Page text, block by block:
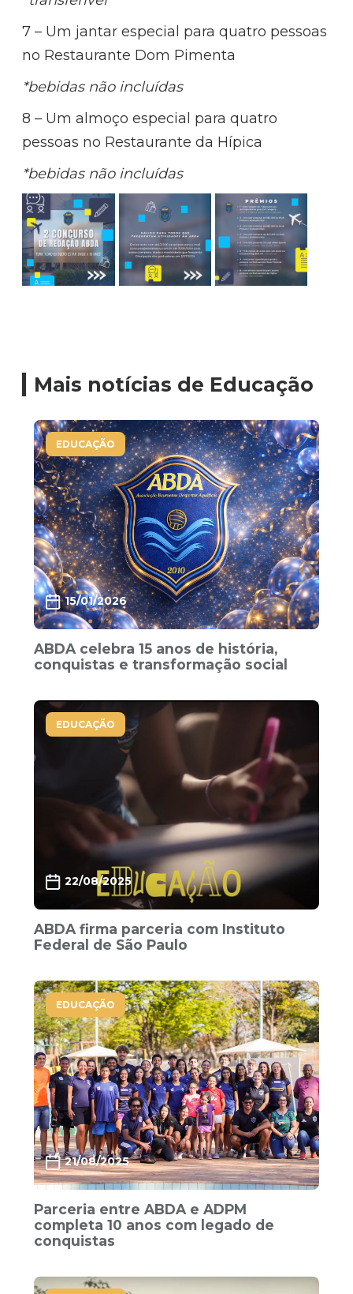
7 – Um jantar especial para quatro pessoas
no Restaurante Dom Pimenta
*bebidas não incluídas
8 – Um almoço especial para quatro
pessoas no Restaurante da Hípica
*bebidas não incluídas
Mais notícias de Educação
EDUCAÇÃO
15/01/2026
ABDA celebra 15 anos de história,
conquistas e transformação social
EDUCAÇÃO
22/08/2025
ABDA firma parceria com Instituto
Federal de São Paulo
EDUCAÇÃO
21/08/2025
Parceria entre ABDA e ADPM
completa 10 anos com legado de
conquistas